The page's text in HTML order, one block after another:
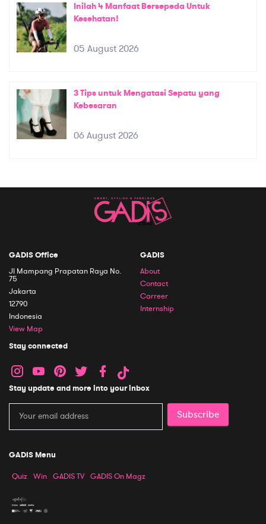
Inilah 4 Manfaat Bersepeda Untuk
Kesehatan!
05 August 2026
3 Tips untuk Mengatasi Sepatu yang
Kebesaran
06 August 2026
GADIS Office
Jl Mampang Prapatan Raya No.
75
Jakarta
12790
Indonesia
View Map
GADIS
About
Contact
Carreer
Internship
Stay connected
Stay update and more into your inbox
Subscribe
GADIS Menu
Quiz Win GADIS TV GADIS On Magz